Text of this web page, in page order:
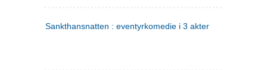
Sankthansnatten : eventyrkomedie i 3 akter